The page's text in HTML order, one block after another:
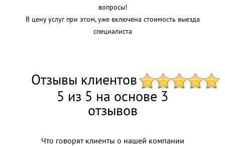
вопросы!
В цену услуг при этом, уже включена стоимость выезда
специалиста
Отзывы клиентов
5 из 5 на основе 3
отзывов
Что говорят клиенты о нашей компании